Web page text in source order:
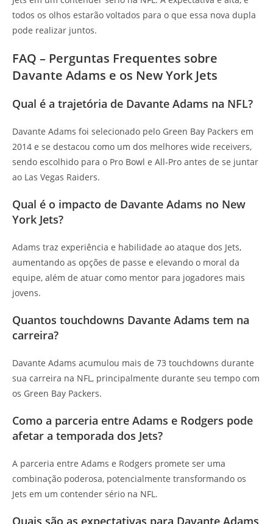
todos os olhos estarão voltados para o que essa nova dupla
pode realizar juntos.
FAQ – Perguntas Frequentes sobre
Davante Adams e os New York Jets
Qual é a trajetória de Davante Adams na NFL?
Davante Adams foi selecionado pelo Green Bay Packers em
2014 e se destacou como um dos melhores wide receivers,
sendo escolhido para o Pro Bowl e All-Pro antes de se juntar
ao Las Vegas Raiders.
Qual é o impacto de Davante Adams no New
York Jets?
Adams traz experiência e habilidade ao ataque dos Jets,
aumentando as opções de passe e elevando o moral da
equipe, além de atuar como mentor para jogadores mais
jovens.
Quantos touchdowns Davante Adams tem na
carreira?
Davante Adams acumulou mais de 73 touchdowns durante
sua carreira na NFL, principalmente durante seu tempo com
os Green Bay Packers.
Como a parceria entre Adams e Rodgers pode
afetar a temporada dos Jets?
A parceria entre Adams e Rodgers promete ser uma
combinação poderosa, potencialmente transformando os
Jets em um contender sério na NFL.
Quais são as expectativas para Davante Adams